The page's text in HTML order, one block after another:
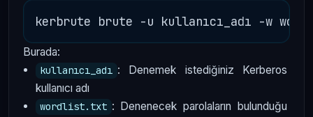
Burada:
kullanıcı_adı : Denemek istediğiniz Kerberos
kullanıcı adı
wordlist.txt : Denenecek parolaların bulunduğu